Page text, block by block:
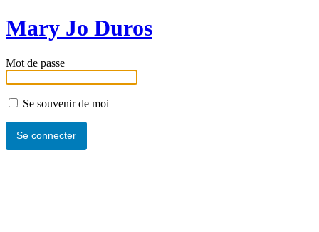
Mary Jo Duros
Mot de passe
Se souvenir de moi